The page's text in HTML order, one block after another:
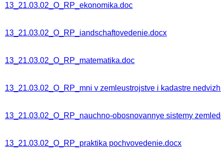
13_21.03.02_O_RP_ekonomika.doc
13_21.03.02_O_RP_iandschaftovedenie.docx
13_21.03.02_O_RP_matematika.doc
13_21.03.02_O_RP_mni v zemleustrojstve i kadastre
13_21.03.02_O_RP_nauchno-obosnovannye sistemy
13_21.03.02_O_RP_praktika pochvovedenie.docx